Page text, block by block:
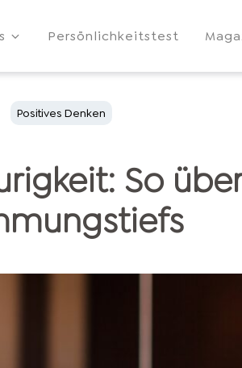
Persönlichkeitstest
Positives Denken
So